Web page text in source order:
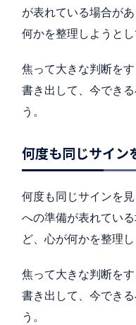
が表れている場合が
何かを整理しようとし
焦って大きな判断を
書き出して、今でき
う。
何度も同じサイン
何度も同じサインを
への準備が表れてい
ど、心が何かを整理
焦って大きな判断を
書き出して、今でき
う。